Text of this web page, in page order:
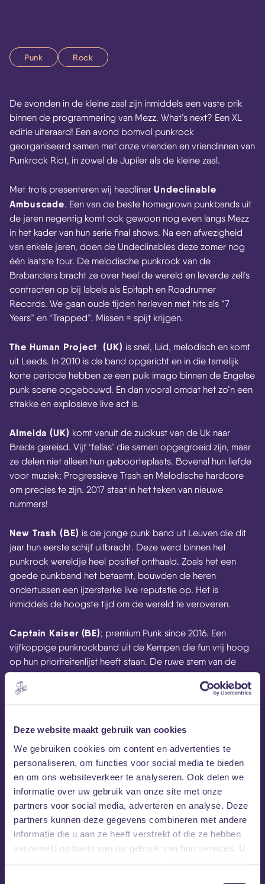
Deze website maakt gebruik van cookies
We gebruiken cookies om content en advertenties te
personaliseren, om functies voor social media te bieden
en om ons websiteverkeer te analyseren. Ook delen we
informatie over uw gebruik van onze site met onze
partners voor social media, adverteren en analyse. Deze
partners kunnen deze gegevens combineren met andere
informatie die u aan ze heeft verstrekt of die ze hebben
verzameld op basis van uw gebruik van hun services. U
Punk Rock
De avonden in de kleine zaal zijn inmiddels een vaste prik
binnen de programmering van Mezz. What’s next? Een XL
editie uiteraard! Een avond bomvol punkrock
georganiseerd samen met onze vrienden en vriendinnen van
Punkrock Riot, in zowel de Jupiler als de kleine zaal.
Met trots presenteren wij headliner Undeclinable
Ambuscade. Een van de beste homegrown punkbands uit
de jaren negentig komt ook gewoon nog even langs Mezz
in het kader van hun serie final shows. Na een afwezigheid
van enkele jaren, doen de Undeclinables deze zomer nog
één laatste tour. De melodische punkrock van de
Brabanders bracht ze over heel de wereld en leverde zelfs
contracten op bij labels als Epitaph en Roadrunner
Records. We gaan oude tijden herleven met hits als “7
Years” en “Trapped”. Missen = spijt krijgen.
The Human Project (UK) is snel, luid, melodisch en komt
uit Leeds. In 2010 is de band opgericht en in die tamelijk
korte periode hebben ze een puik imago binnen de Engelse
punk scene opgebouwd. En dan vooral omdat het zo’n een
strakke en explosieve live act is.
Almeida (UK) komt vanuit de zuidkust van de Uk naar
Breda gereisd. Vijf ‘fellas’ die samen opgegroeid zijn, maar
ze delen niet alleen hun geboorteplaats. Bovenal hun liefde
voor muziek; Progressieve Trash en Melodische hardcore
om precies te zijn. 2017 staat in het teken van nieuwe
nummers!
New Trash (BE) is de jonge punk band uit Leuven die dit
jaar hun eerste schijf uitbracht. Deze werd binnen het
punkrock wereldje heel positief onthaald. Zoals het een
goede punkband het betaamt, bouwden de heren
ondertussen een ijzersterke live reputatie op. Het is
inmiddels de hoogste tijd om de wereld te veroveren.
Captain Kaiser (BE); premium Punk since 2016. Een
vijfkoppige punkrockband uit de Kempen die fun vrij hoog
op hun prioriteitenlijst heeft staan. De ruwe stem van de
leadzanger zorgt er gegarandeerd voor je dat je spontaan
zin krijgt in een pint.